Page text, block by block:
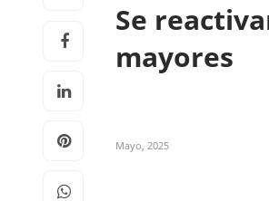
Se
mayores
Mayo, 2025